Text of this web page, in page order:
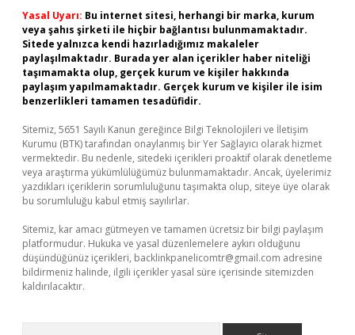
Yasal Uyarı: Bu internet sitesi, herhangi bir marka, kurum
veya şahıs şirketi ile hiçbir bağlantısı bulunmamaktadır.
Sitede yalnızca kendi hazırladığımız makaleler
paylaşılmaktadır. Burada yer alan içerikler haber niteliği
taşımamakta olup, gerçek kurum ve kişiler hakkında
paylaşım yapılmamaktadır. Gerçek kurum ve kişiler ile isim
benzerlikleri tamamen tesadüfidir.
Sitemiz, 5651 Sayılı Kanun gereğince Bilgi Teknolojileri ve İletişim
Kurumu (BTK) tarafından onaylanmış bir Yer Sağlayıcı olarak hizmet
vermektedir. Bu nedenle, sitedeki içerikleri proaktif olarak denetleme
veya araştırma yükümlülüğümüz bulunmamaktadır. Ancak, üyelerimiz
yazdıkları içeriklerin sorumluluğunu taşımakta olup, siteye üye olarak
bu sorumluluğu kabul etmiş sayılırlar.
Sitemiz, kar amacı gütmeyen ve tamamen ücretsiz bir bilgi paylaşım
platformudur. Hukuka ve yasal düzenlemelere aykırı olduğunu
düşündüğünüz içerikleri, backlinkpanelicomtr@gmail.com adresine
bildirmeniz halinde, ilgili içerikler yasal süre içerisinde sitemizden
kaldırılacaktır.